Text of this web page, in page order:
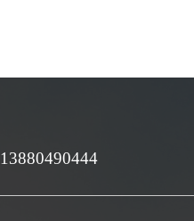
13880490444